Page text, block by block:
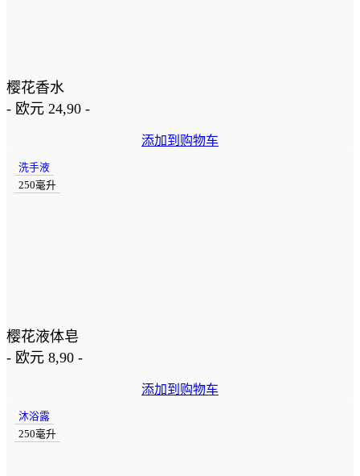
樱花香水
- 欧元 24,90 -
添加到购物车
洗手液
250毫升
樱花液体皂
- 欧元 8,90 -
添加到购物车
沐浴露
250毫升